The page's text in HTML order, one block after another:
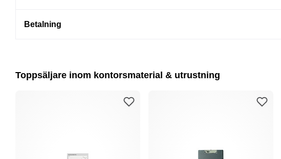
Betalning
Toppsäljare inom kontorsmaterial & utrustning